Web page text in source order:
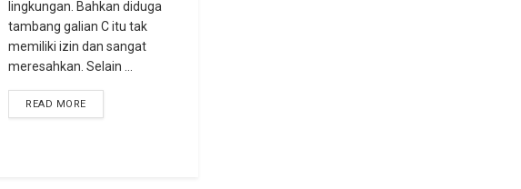
lingkungan. Bahkan diduga
tambang galian C itu tak
memiliki izin dan sangat
meresahkan. Selain ...
READ MORE